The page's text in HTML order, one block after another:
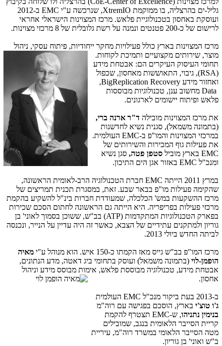
גליל-ים בהרצליה, בו ממוקמת XtremIO, שנרכשה ע"י EMC
ב-2012
ועוסקת באחסון בטכנולוגיית פלאש. מרכז המצוינות הישראלי אחראי
לרישום של כ-200 פטנטים ונמנה על רשת גלובלית של 8 מרכזי מצוינות.
מרכז המצוינות בארץ כולל פעילויות מחקר ייחודיות, פיתוח עסקי, ניהול
מוצר, שירותים מקצועיים ותמיכת לקוחות.
תחומי העיסוק העיקרים הם: אבטחת מידע
(
(RSA, גיבוי, התאוששות מאחסון, שכפול
ואחזור מידע Replication Recovery
,Big
Data מחשוב ענן, טכנולוגיות מבוססות
פלאש ופיתוח יישומים לארגונים.
את מרכז המצוינות מובילה ד"ר ארנה ברי,
(בתמונה משמאל), סגנית נשיא לחדשנות
במרכזי המצוינות והמו"פ ב-EMC העולמית.
את פעילות גוף המכירות והשירותים של
EMC בארץ מוביל סטפן פטה, סגן נשיא
ומנכ"ל EMC באזור אגן הים התיכון.
במרץ 2011 הייתה EMC חברת הטכנולוגיה הרב-לאומית הראשונה,
שהקימה פעילות מו"פ בבאר שבע. זאת, במסגרת תכנית תמריצים של
מרכז ההשקעות במש' הכלכלה, שמעודדת חברות בינ"ל להשקיע בהקמת
מרכזי פעילות בפריפריה. היא הייתה גם הראשונה לחתום הסכם שכירות
בפארק הטכנולוגיות המתקדמות (ATP) בב"ש, ששוכן בסמוך לאוני' בן
גוריון ולמתקנים עתידיים של הצבא, כאשר זה היה עדיין על הנייר, ונכנסה
לביתה החדש ביולי 2013.
מרכז המו"פ בב"ש גייס מאז הקמתו כ-150 איש. הוא מנוהל ע"י
מאיה
הופמן-לוי (בתמונה משמאל) ועוסק בתחומי ביג דאטה, מדע הנתונים,
אבטחת מידע, טכנולוגיה מבוססת פלאש, אימות מבוסס מידע וניהול
אחסון.
ב-2013 בעת ביקור מנכ"ל EMC העולמית
ג'ו טוצ'י בארץ, הוסכם בפגישה עם רוה"מ
בנימין נתניהו, ש-EMC תצטרף להקמת
קריית הסייבר הלאומית בנגב, שמובילים
מטה הסייבר הלאומי במשרד רוה"מ, עיריית
ב"ש ואוני' בן גוריון.